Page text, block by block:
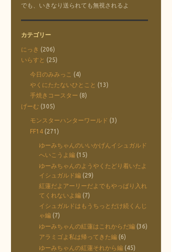
でも、いきなり送られても無視されるよ
カテゴリー
にっき (206)
いらすと (25)
今日のみみっこ (4)
やくにたたないひとこと (13)
手焼きコースター (8)
げーむ (305)
モンスターハンターワールド (3)
FF14(271)
ゆーみちゃんのいいかげんイシュガルド
へいこうよ編(15)
ゆーみちゃんのようやくたどり着いたよ
イシュガルド編(29)
紅蓮だよアーリーだよでもやっぱり入れ
てくれないよ編(7)
イシュガルドはもうちっとだけ続くんじ
ゃ編(7)
ゆーみちゃんの紅蓮はこれからだ編(36)
アラミゴよ私は帰ってきた編(6)
ゆーみちゃんの紅蓮それから編(45)